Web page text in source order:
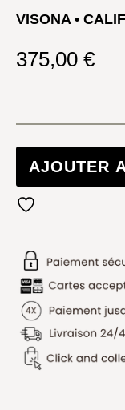
VISONA •
375,00 €
AJOUTER